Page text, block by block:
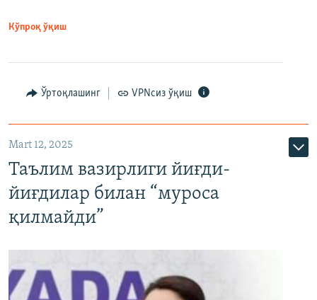
Кўпроқ ўқиш
Ўртоқлашинг VPNсиз ўқиш
Mart 12, 2025
Таълим вазирлиги йиғди-
йиғдилар билан “муроса
қилмайди”